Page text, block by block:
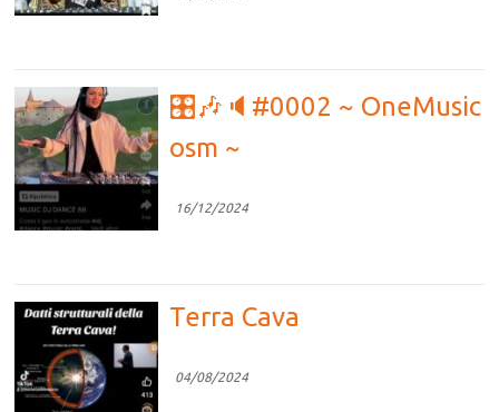
🎛🎶🔈#0002 ~ OneMusic
osm ~
16/12/2024
Terra Cava
04/08/2024